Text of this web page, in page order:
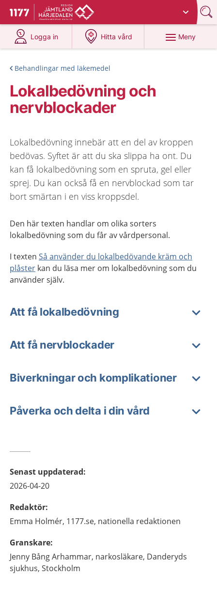
Till startsidan för 1177
Du har valt region
Logga in
på 1177.se
Hitta vård
på 1177.se
Meny
Behandlingar med läkemedel
Lokalbedövning och
nervblockader
Lokalbedövning innebär att en del av kroppen
bedövas. Syftet är att du ska slippa ha ont. Du
kan få lokalbedövning som en spruta, gel eller
sprej. Du kan också få en nervblockad som tar
bort smärtan i en viss kroppsdel.
Den här texten handlar om olika sorters
lokalbedövning som du får av vårdpersonal.
I texten Så använder du lokalbedövande kräm och
plåster kan du läsa mer om lokalbedövning som du
använder själv.
Att få lokalbedövning
Att få nervblockader
Biverkningar och komplikationer
Påverka och delta i din vård
Senast uppdaterad:
2026-04-20
Redaktör:
Emma Holmér, 1177.se, nationella redaktionen
Granskare:
Jenny Bång Arhammar, narkosläkare, Danderyds
sjukhus, Stockholm